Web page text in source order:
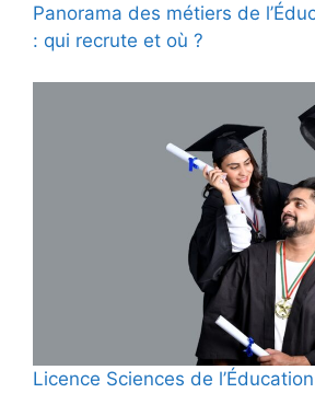
Panorama des métiers de
: qui recrute et où ?
Licence Sciences de